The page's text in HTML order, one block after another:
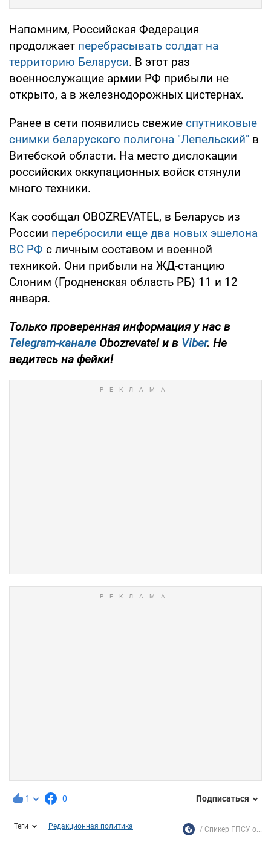
Напомним, Российская Федерация
продолжает перебрасывать солдат на
территорию Беларуси. В этот раз
военнослужащие армии РФ прибыли не
открыто, а в железнодорожных цистернах.
Ранее в сети появились свежие спутниковые
снимки беларуского полигона "Лепельский" в
Витебской области. На место дислокации
российских оккупационных войск стянули
много техники.
Как сообщал OBOZREVATEL, в Беларусь из
России перебросили еще два новых эшелона
ВС РФ с личным составом и военной
техникой. Они прибыли на ЖД-станцию
Слоним (Гродненская область РБ) 11 и 12
января.
Только проверенная информация у нас в
Telegram-канале Obozrevatel и в Viber. Не
ведитесь на фейки!
1 0 Подписаться
Теги Редакционная политика Спикер ГПСУ о...